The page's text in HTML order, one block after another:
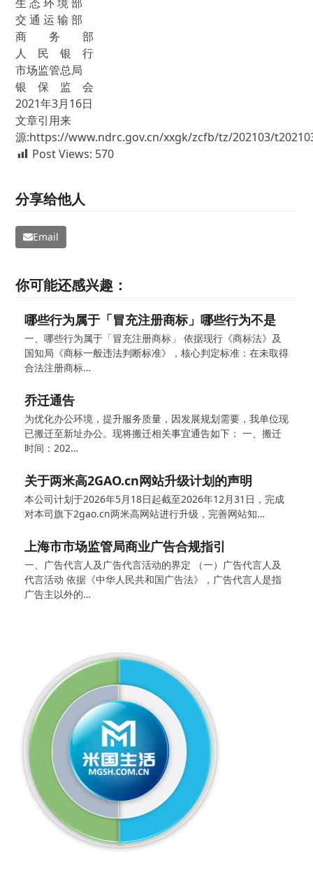
交 通 运 输 部
商 务 部
人 民 银 行
市场监管总局
银 保 监 会
2021年3月16日
文章引用来
源:https://www.ndrc.gov.cn/xxgk/zcfb/tz/202103/
Post Views: 570
分享给他人
Email
你可能还感兴趣：
哪些行为属于「冒充注册商标」哪些行为不是
一、哪些行为属于「冒充注册商标」 依据现行《商标法》及
国知局《商标一般违法判断标准》，核心判定标准：在未取得
合法注册商标…
乔迁通告
为优化办公环境，提升服务质量，因发展规划需要，我单位现
已搬迁至新址办公。现将搬迁相关事宜通告如下： 一、搬迁
时间：202…
关于两米高2GAO.cn网站升级计划的声明
本公司计划于2026年5月18日起截至2026年12月31日，完成
对本司旗下2gao.cn两米高网站进行升级，完善网站知…
上海市市场监管局商业广告合规指引
一、广告代言人及广告代言活动的界定 （一）广告代言人及
代言活动 依据《中华人民共和国广告法》，广告代言人是指
广告主以外的…